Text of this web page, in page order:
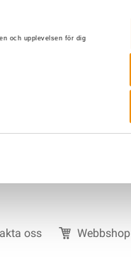
och upplevelsen för dig
oss Webbshop